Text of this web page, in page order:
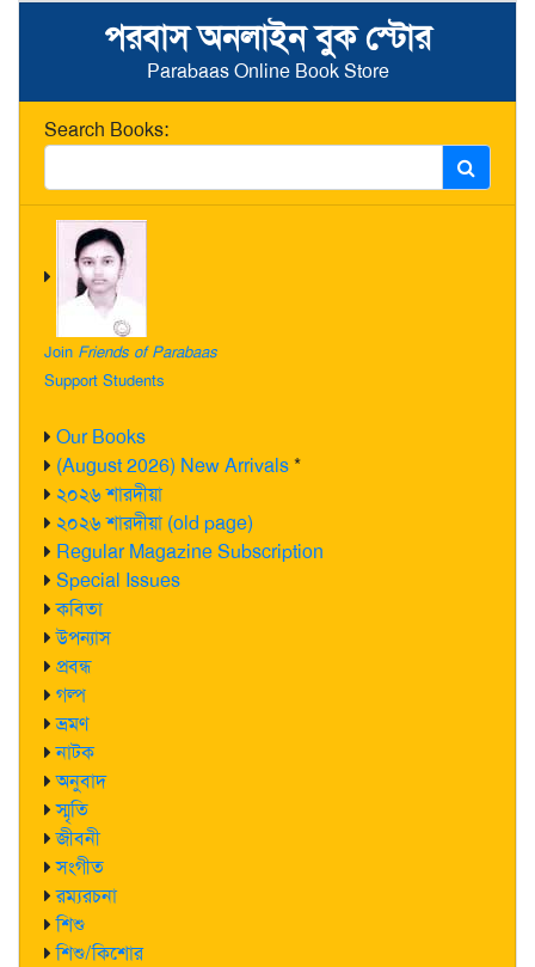
পরবাস অনলাইন বুক স্টোর
Parabaas Online Book Store
Search Books:
Join Friends of Parabaas
Support Students
Our Books
(August 2026) New Arrivals*
২০২৬ শারদীয়া
২০২৬ শারদীয়া (old page)
Regular Magazine Subscription
Special Issues
কবিতা
উপন্যাস
প্রবন্ধ
গল্প
ভ্রমণ
নাটক
অনুবাদ
স্মৃতি
জীবনী
সংগীত
রম্যরচনা
শিশু
শিশু/কিশোর